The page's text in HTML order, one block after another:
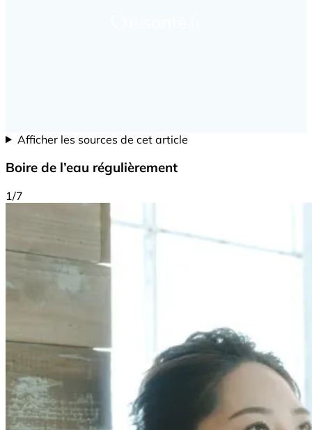
Afficher les sources de cet article
Boire de l’eau régulièrement
1/7